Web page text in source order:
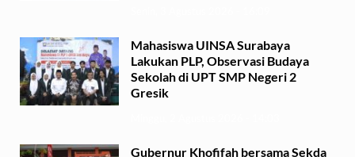
Mahasiswa UINSA Surabaya
Lakukan PLP, Observasi Budaya
Sekolah di UPT SMP Negeri 2
Gresik
Gubernur Khofifah bersama Sekda